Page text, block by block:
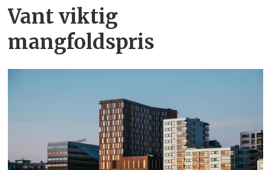
Vant viktig
mangfoldspris